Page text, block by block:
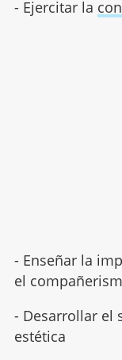
- Ejercitar la
- Enseñar la
el
- Desarrollar el
estética